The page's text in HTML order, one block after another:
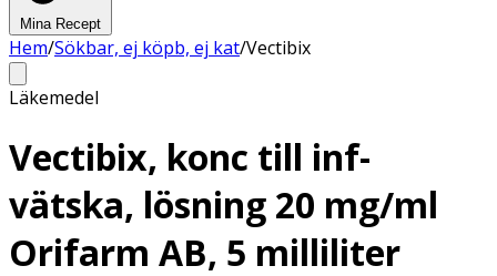
Mina Recept
Hem/Sökbar, ej köpb, ej kat/Vectibix
Läkemedel
Vectibix, konc till inf-
vätska, lösning 20 mg/ml
Orifarm AB, 5 milliliter